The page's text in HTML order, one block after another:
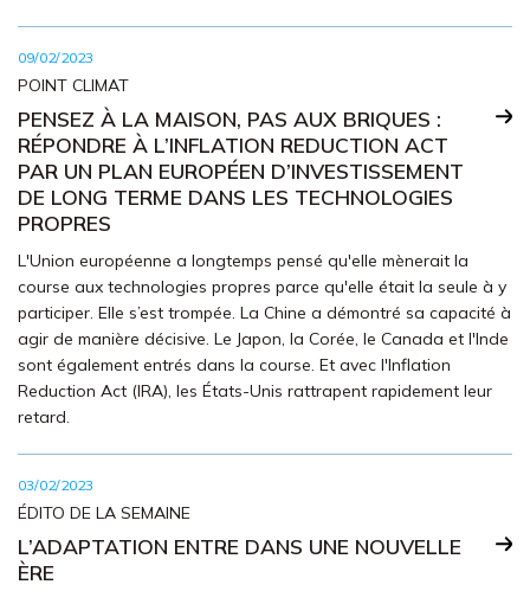
09/02/2023
POINT CLIMAT
PENSEZ À LA MAISON, PAS AUX BRIQUES :
RÉPONDRE À L’INFLATION REDUCTION ACT
PAR UN PLAN EUROPÉEN D’INVESTISSEMENT
DE LONG TERME DANS LES TECHNOLOGIES
PROPRES
L'Union européenne a longtemps pensé qu'elle mènerait la
course aux technologies propres parce qu'elle était la seule à y
participer. Elle s’est trompée. La Chine a démontré sa capacité à
agir de manière décisive. Le Japon, la Corée, le Canada et l'Inde
sont également entrés dans la course. Et avec l'Inflation
Reduction Act (IRA), les États-Unis rattrapent rapidement leur
retard.
03/02/2023
ÉDITO DE LA SEMAINE
L’ADAPTATION ENTRE DANS UNE NOUVELLE
ÈRE